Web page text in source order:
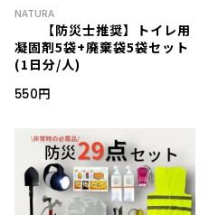
NATURA
【防災士推奨】トイレ用
凝固剤5袋+廃棄袋5袋セット
(1日分/人)
550円